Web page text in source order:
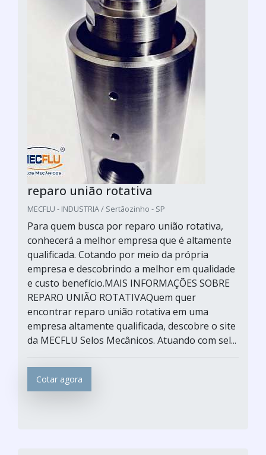
reparo união rotativa
MECFLU - INDUSTRIA / Sertãozinho - SP
Para quem busca por reparo união rotativa,
conhecerá a melhor empresa que é altamente
qualificada. Cotando por meio da própria
empresa e descobrindo a melhor em qualidade
e custo benefício.MAIS INFORMAÇÕES SOBRE
REPARO UNIÃO ROTATIVAQuem quer
encontrar reparo união rotativa em uma
empresa altamente qualificada, descobre o site
da MECFLU Selos Mecânicos. Atuando com sel...
Cotar agora